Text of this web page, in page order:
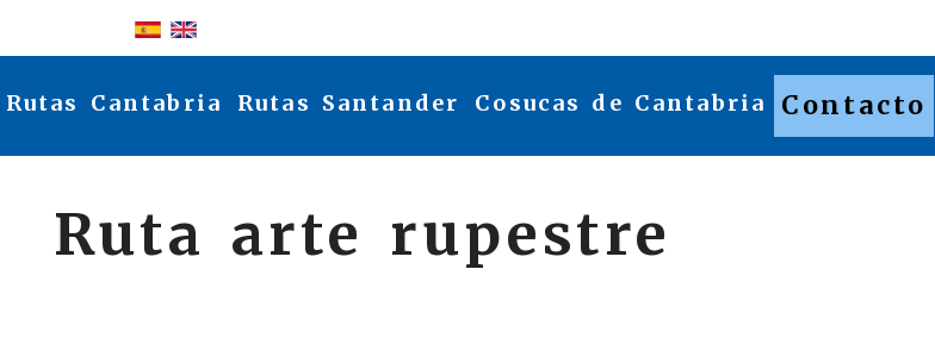
Identifícate
Rutas Cantabria Rutas Santander Cosucas de Cantabria Contacto
Ruta arte rupestre